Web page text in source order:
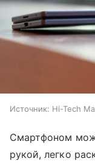
Источник: Hi-Tech
Смартфоном
рукой, легко